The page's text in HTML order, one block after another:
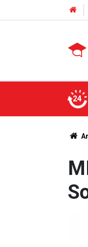
24
İlde Norm Kadro